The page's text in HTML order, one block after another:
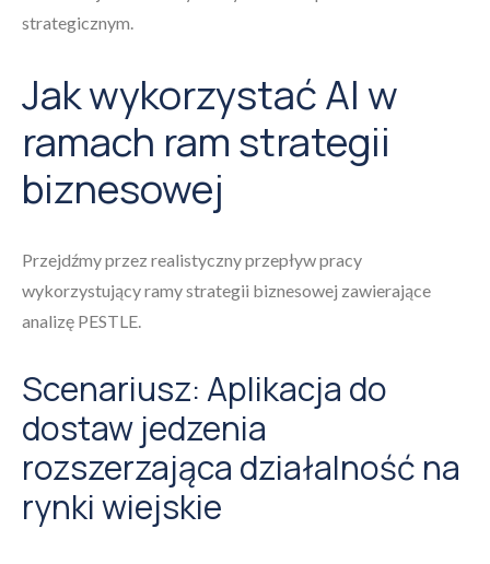
strategicznym.
Jak wykorzystać AI w
ramach ram strategii
biznesowej
Przejdźmy przez realistyczny przepływ pracy
wykorzystujący ramy strategii biznesowej zawierające
analizę PESTLE.
Scenariusz: Aplikacja do
dostaw jedzenia
rozszerzająca działalność na
rynki wiejskie